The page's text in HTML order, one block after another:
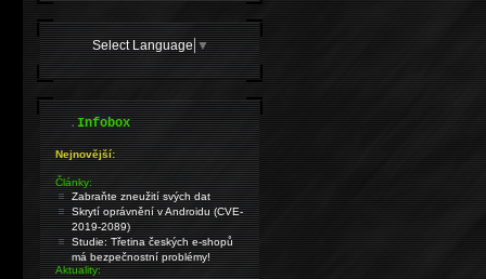
Select Language ▼
.Infobox
Nejnovější:
Články:
Zabraňte zneužití svých dat
Skrytí oprávnění v Androidu (CVE-
2019-2089)
Studie: Třetina českých e-shopů
má bezpečnostní problémy!
Aktuality: